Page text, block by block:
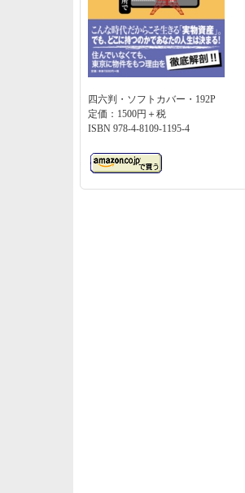
四六判・ソフトカバー・192P
定価：1500円＋税
ISBN 978-4-8109-1195-4